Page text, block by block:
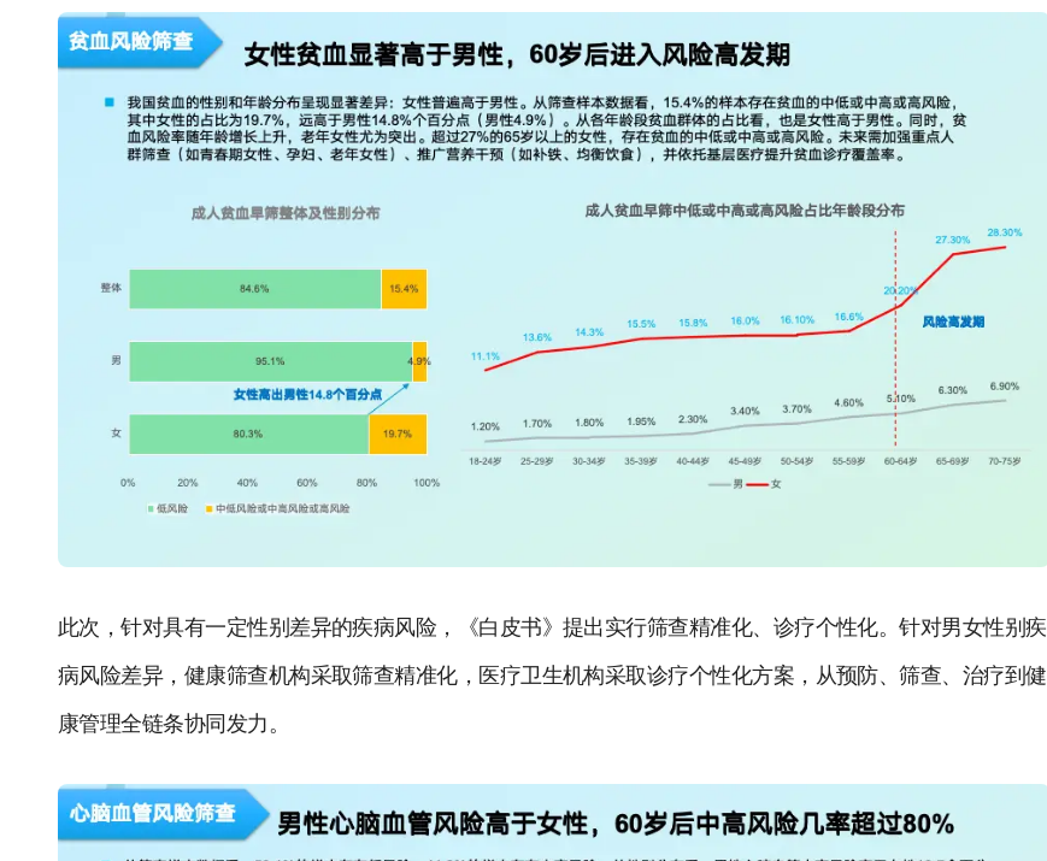
此次，针对具有一定性别差异的疾病风险，《白皮书》提出实行筛查精准化、诊疗个性化。针对男女性别疾
病风险差异，健康筛查机构采取筛查精准化，医疗卫生机构采取诊疗个性化方案，从预防、筛查、治疗到健
康管理全链条协同发力。